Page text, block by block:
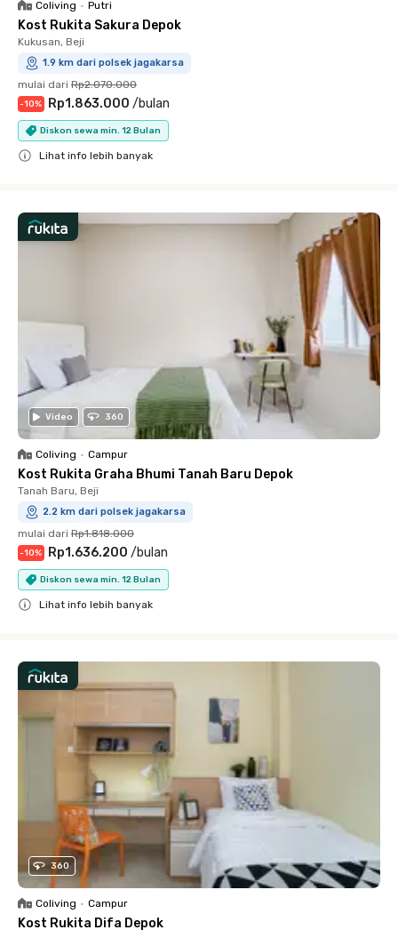
Coliving • Putri
Kost Rukita Sakura Depok
Kukusan, Beji
1.9 km dari polsek jagakarsa
mulai dari Rp2.070.000
-10% Rp1.863.000 /bulan
Diskon sewa min. 12 Bulan
Lihat info lebih banyak
Video 360
Coliving • Campur
Kost Rukita Graha Bhumi Tanah Baru Depok
Tanah Baru, Beji
2.2 km dari polsek jagakarsa
mulai dari Rp1.818.000
-10% Rp1.636.200 /bulan
Diskon sewa min. 12 Bulan
Lihat info lebih banyak
360
Coliving • Campur
Kost Rukita Difa Depok